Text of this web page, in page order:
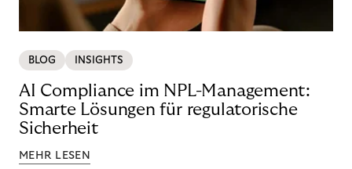
BLOG INSIGHTS
AI Compliance im NPL-Management:
Smarte Lösungen für regulatorische
Sicherheit
MEHR LESEN